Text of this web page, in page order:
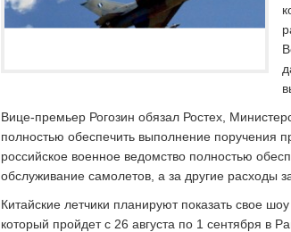
Вице-премьер Рогозин обязал Ростех,
полностью обеспечить выполнение поручения
российское военное ведомство полностью
обслуживание самолетов, а за другие расходы
Китайские летчики планируют показать свое
который пройдет с 26 августа по 1 сентября в